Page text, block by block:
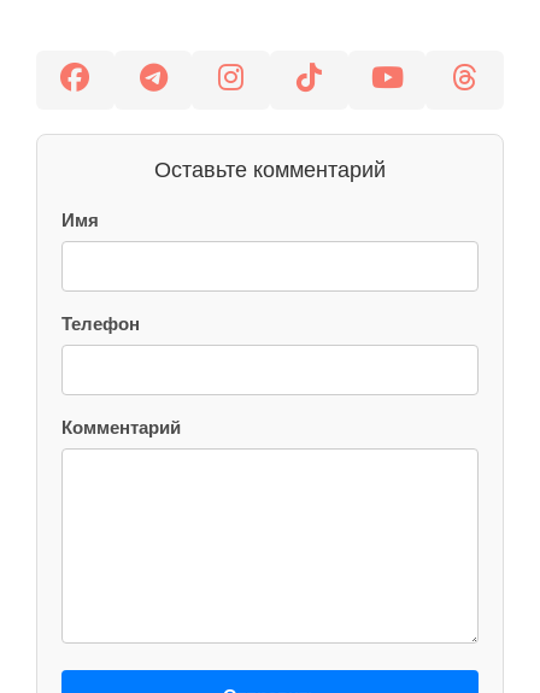
Оставьте комментарий
Имя
Телефон
Комментарий